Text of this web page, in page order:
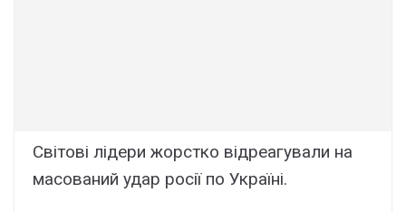
Світові лідери жорстко відреагували на
масований удар росії по Україні.